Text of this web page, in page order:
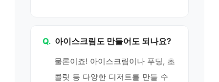
Q. 아이스크림도 만들어도 되나요?
물론이죠! 아이스크림이나 푸딩, 초
콜릿 등 다양한 디저트를 만들 수